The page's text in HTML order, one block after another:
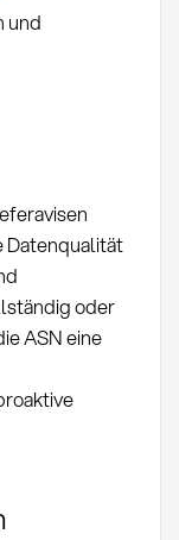
und
Datenqualität
oder
ASN eine